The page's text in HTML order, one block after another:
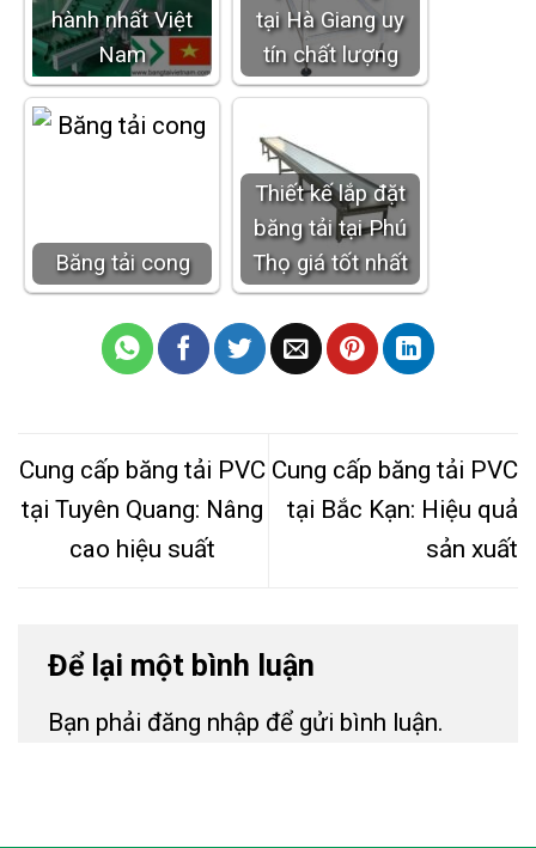
hành nhất Việt
Nam
tại Hà Giang uy
tín chất lượng
Băng tải cong
Thiết kế lắp đặt
băng tải tại Phú
Thọ giá tốt nhất
Cung cấp băng tải PVC
tại Tuyên Quang: Nâng
cao hiệu suất
Cung cấp băng tải PVC
tại Bắc Kạn: Hiệu quả
sản xuất
Để lại một bình luận
Bạn phải đăng nhập để gửi bình luận.